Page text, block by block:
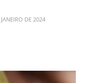
DE 2024